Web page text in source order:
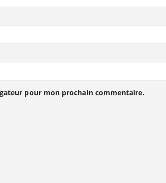
pour mon prochain commentaire.